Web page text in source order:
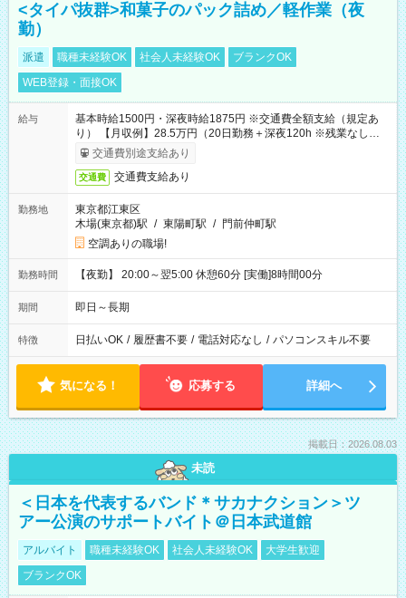
<タイパ抜群>和菓子のパック詰め／軽作業（夜
勤）
派遣 職種未経験OK 社会人未経験OK
ブランクOK
WEB登録・面接OK
給与
基本時給1500円・深夜時給1875円 ※交通費全額支給（規定あ
り） 【月収例】28.5万円（20日勤務＋深夜120h ※残業なしの場
合）交通費別途支給あり
交通費 交通費支給あり
勤務地
東京都江東区
木場(東京都)駅 / 東陽町駅 / 門前仲町駅
空調ありの職場!
勤務時間 【夜勤】 20:00～翌5:00 休憩60分 [実働]8時間00分
期間 即日～長期
特徴 日払いOK / 履歴書不要 / 電話対応なし / パソコンスキル不要
気になる！ 応募する 詳細へ
掲載日：2026.08.03
未読
＜日本を代表するバンド＊サカナクション＞ツ
アー公演のサポートバイト＠日本武道館
アルバイト 職種未経験OK 社会人未経験OK
大学生歓迎
ブランクOK